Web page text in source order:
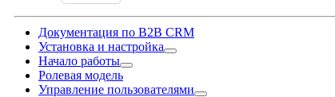
Документация по B2B CRM
Установка и настройка
Начало работы
Ролевая модель
Управление пользователями